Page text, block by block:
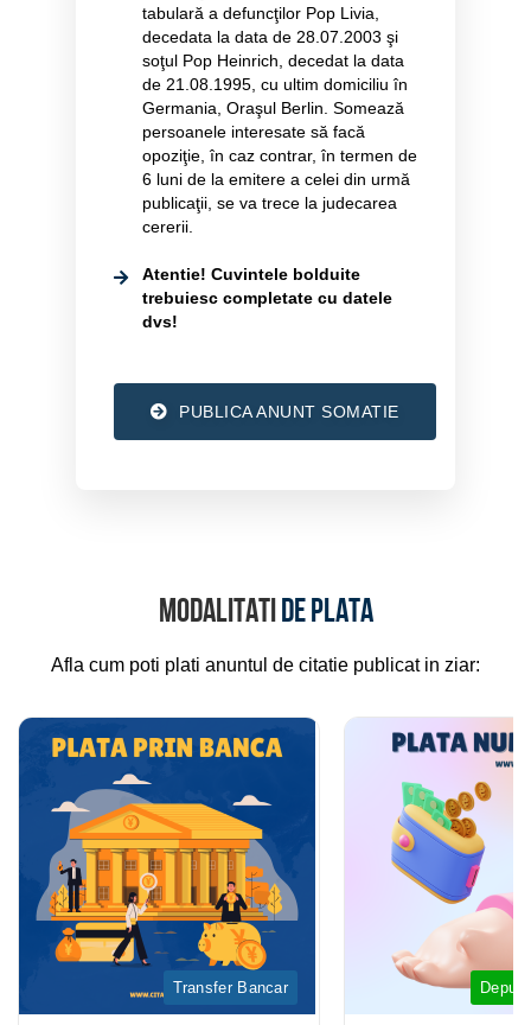
tabulară a defuncţilor Pop Livia,
decedata la data de 28.07.2003 şi
soţul Pop Heinrich, decedat la data
de 21.08.1995, cu ultim domiciliu în
Germania, Oraşul Berlin. Somează
persoanele interesate să facă
opoziţie, în caz contrar, în termen de
6 luni de la emitere a celei din urmă
publicaţii, se va trece la judecarea
cererii.
Atentie! Cuvintele bolduite
trebuiesc completate cu datele
dvs!
PUBLICA ANUNT SOMATIE
Modalitatide plata
Afla cum poti plati anuntul de citatie publicat in ziar:
Transfer Bancar